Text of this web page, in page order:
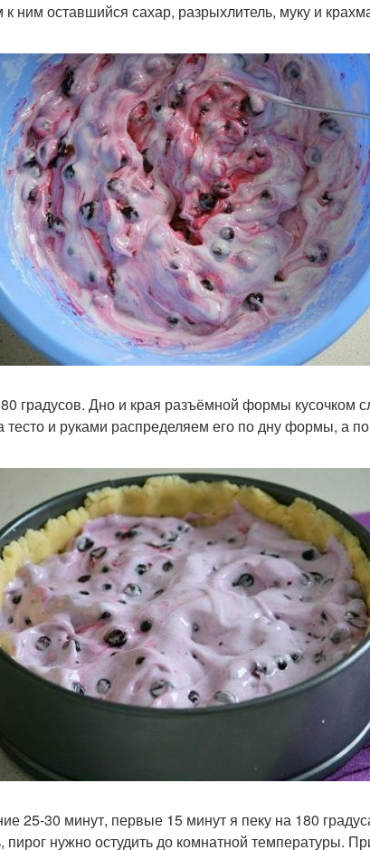
ним оставшийся сахар, разрыхлитель, муку и
градусов. Дно и края разъёмной формы кусочком
тесто и руками распределяем его по дну формы, а
25-30 минут, первые 15 минут я пеку на 180
пирог нужно остудить до комнатной температуры.